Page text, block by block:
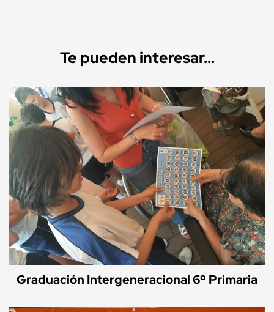
Te pueden interesar...
Graduación Intergeneracional 6º Primaria